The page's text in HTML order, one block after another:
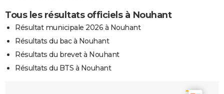
Tous les résultats officiels à Nouhant
Résultat municipale 2026 à Nouhant
Résultats du bac à Nouhant
Résultats du brevet à Nouhant
Résultats du BTS à Nouhant